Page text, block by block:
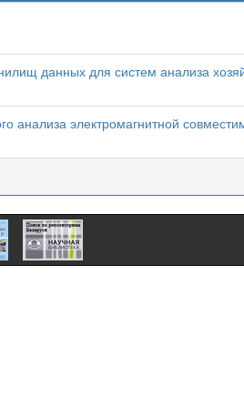
данных для систем анализа
анализа электромагнитной